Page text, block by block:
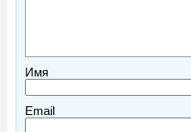
Имя
Email